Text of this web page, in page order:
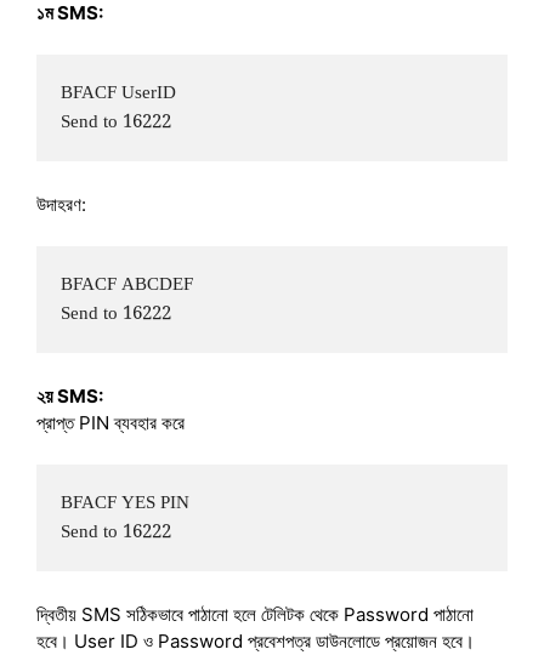
১ম SMS:
BFACF UserID
উদাহরণ:
BFACF ABCDEF
২য় SMS:
প্রাপ্ত PIN ব্যবহার করে
BFACF YES PIN
দ্বিতীয় SMS সঠিকভাবে পাঠানো হলে টেলিটক থেকে Password পাঠানো
হবে। User ID ও Password প্রবেশপত্র ডাউনলোডে প্রয়োজন হবে।